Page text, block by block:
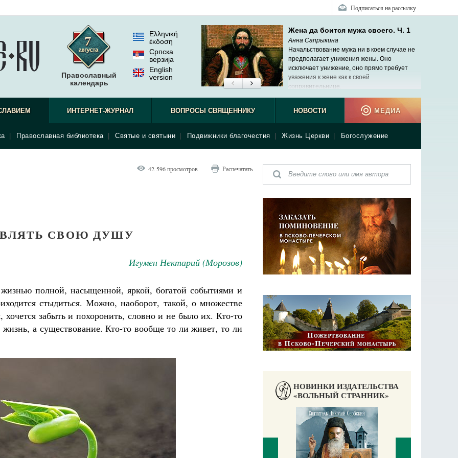
Подписаться на рассылку
Православный
календарь
Ελληνική
έκδοση
Српска
верзиjа
English
version
Жена да боится мужа своего. Ч. 1
Анна Сапрыкина
Начальствование мужа ни в коем случае не
предполагает унижения жены. Оно
исключает унижение, оно прямо требует
уважения к жене как к своей
соправительнице.
Православная библиотека Святые и святыни Подвижники благочестия Жизнь Церкви Богослужение
ИНТЕРНЕТ-ЖУРНАЛ ВОПРОСЫ СВЯЩЕННИКУ НОВОСТИ МЕДИА
42 596 просмотров Распечатать
СВОЮ ДУШУ
Игумен Нектарий (Морозов)
полной, насыщенной, яркой, богатой событиями и
стыдиться. Можно, наоборот, такой, о множестве
хочется забыть и похоронить, словно и не было их. Кто-то
а существование. Кто-то вообще то ли живет, то ли
НОВИНКИ ИЗДАТЕЛЬСТВА
«ВОЛЬНЫЙ СТРАННИК»